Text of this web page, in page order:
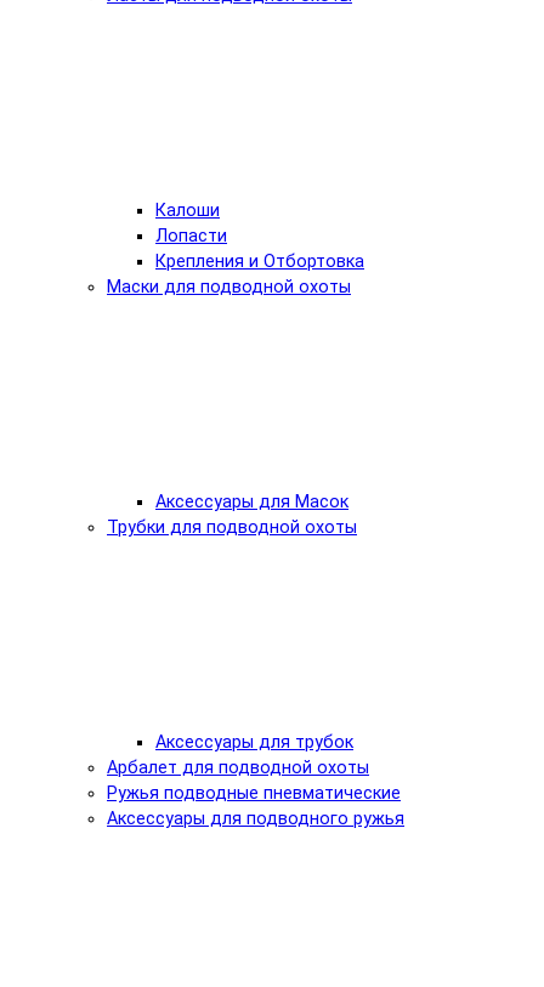
Калоши
Лопасти
Крепления и Отбортовка
Маски для подводной охоты
Аксессуары для Масок
Трубки для подводной охоты
Аксессуары для трубок
Арбалет для подводной охоты
Ружья подводные пневматические
Аксессуары для подводного ружья